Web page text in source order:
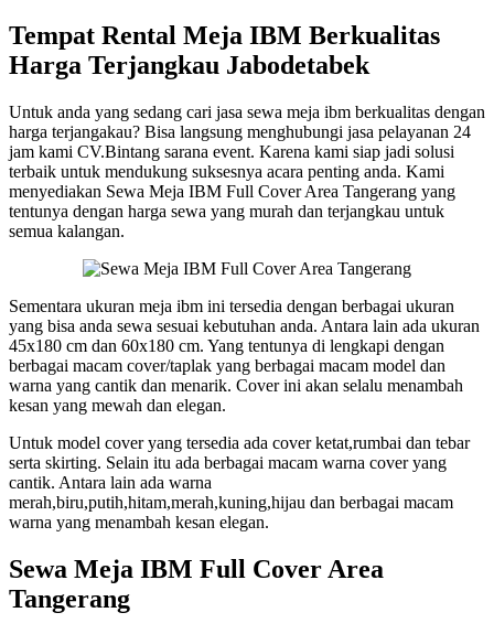
Tempat Rental Meja IBM Berkualitas
Harga Terjangkau Jabodetabek
Untuk anda yang sedang cari jasa sewa meja ibm berkualitas dengan
harga terjangakau? Bisa langsung menghubungi jasa pelayanan 24
jam kami CV.Bintang sarana event. Karena kami siap jadi solusi
terbaik untuk mendukung suksesnya acara penting anda. Kami
menyediakan Sewa Meja IBM Full Cover Area Tangerang yang
tentunya dengan harga sewa yang murah dan terjangkau untuk
semua kalangan.
Sementara ukuran meja ibm ini tersedia dengan berbagai ukuran
yang bisa anda sewa sesuai kebutuhan anda. Antara lain ada ukuran
45x180 cm dan 60x180 cm. Yang tentunya di lengkapi dengan
berbagai macam cover/taplak yang berbagai macam model dan
warna yang cantik dan menarik. Cover ini akan selalu menambah
kesan yang mewah dan elegan.
Untuk model cover yang tersedia ada cover ketat,rumbai dan tebar
serta skirting. Selain itu ada berbagai macam warna cover yang
cantik. Antara lain ada warna
merah,biru,putih,hitam,merah,kuning,hijau dan berbagai macam
warna yang menambah kesan elegan.
Sewa Meja IBM Full Cover Area
Tangerang